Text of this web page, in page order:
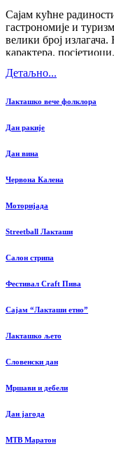
Сајам кућне
гастрономије и
велики број излагача.
карактера,
Детаљно...
Лакташко вече фолклора
Дан ракије
Дан вина
Червона Калена
Моторијада
Streetball Лакташи
Салон стрипа
Фестивал Craft Пива
Сајам “Лакташи етно”
Лакташко љето
Словенски дан
Мршави и дебели
Дан јагода
MTB Маратон